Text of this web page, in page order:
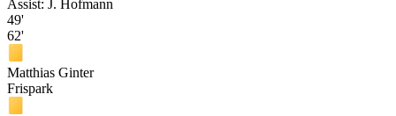
Assist: J. Hofmann
49'
62'
Matthias Ginter
Frispark